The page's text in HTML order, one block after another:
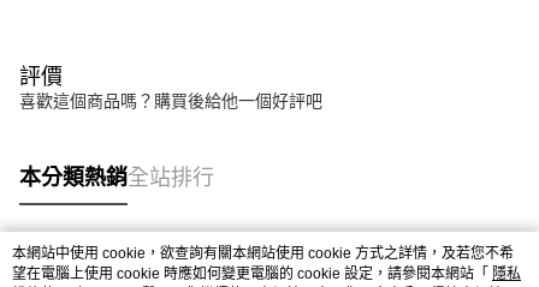
評價
喜歡這個商品嗎？購買後給他一個好評吧
本分類熱銷全站排行
熱門標籤
本網站中使用 cookie，欲查詢有關本網站使用 cookie 方式之詳情，及若您不希
望在電腦上使用 cookie 時應如何變更電腦的 cookie 設定，請參閱本網站「 隱私